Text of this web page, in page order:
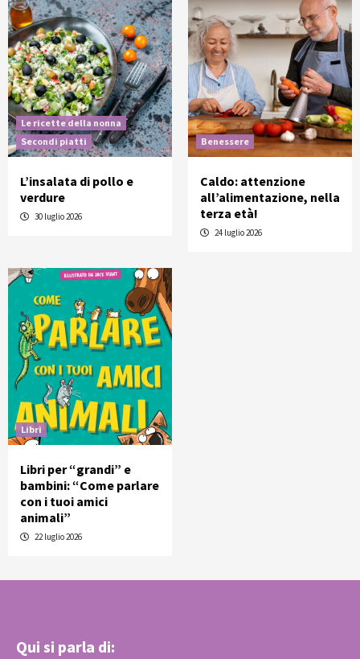
Le ricette della nonna
Secondi piatti
L’insalata di pollo e
verdure
30 luglio 2026
Benessere
Caldo: attenzione
all’alimentazione, nella
terza età!
24 luglio 2026
Libri
Libri per “grandi” e
bambini: “Come parlare
con i tuoi amici
animali”
22 luglio 2026
Qui si parla di: